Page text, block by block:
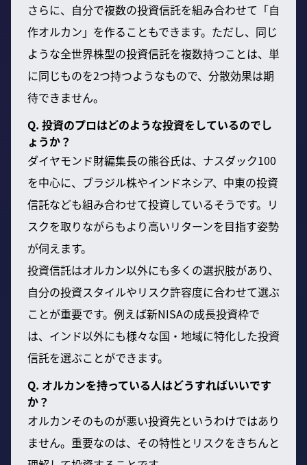
さらに、自分で複数の投資信託を組み合わせて「自
作オルカン」を作ることもできます。ただし、同じ
ような全世界株型の投資信託を複数持つことは、単
に同じものを2つ持つようなもので、分散効果は期
待できません。
Q. 投資のプロはどのような投資をしているのでし
ょうか？
ダイヤモンド財編集長の熊谷氏は、ナスダック100
を中心に、ブラジル株やインドネシア、中東の投資
信託なども組み合わせて投資しているそうです。リ
スクを取りながらもより高いリターンを目指す姿勢
が伺えます。
投資信託はオルカン以外にも多くの選択肢があり、
自分の投資スタイルやリスク許容度に合わせて選ぶ
ことが重要です。例えば新NISAの成長投資枠で
は、インド以外にも様々な国・地域に特化した投資
信託を選ぶことができます。
Q. オルカンを持っている人はどうすればいいです
か？
オルカンそのものが悪い投資先というわけではあり
ません。重要なのは、その特性とリスクをきちんと